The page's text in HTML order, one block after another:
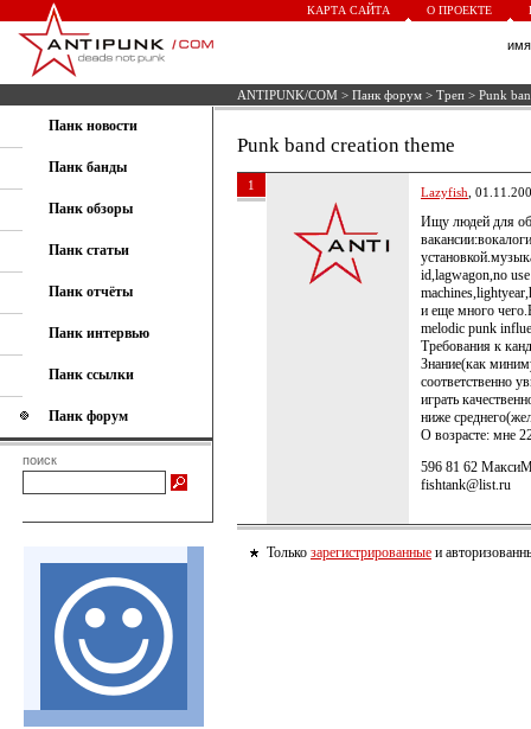
КАРТА САЙТА О ПРОЕКТЕ
ANTIPUNK/COM > Панк форум > Треп > Punk
Панк новости
Панк банды
Панк обзоры
Панк статьи
Панк отчёты
Панк интервью
Панк ссылки
Панк форум
поиск
Punk band creation theme
1 Lazyfish ,
Ищу людей для
id,lagwagon,no
и еще много
melodic punk
Требования к
Знание(как
соответственно
играть
ниже
О возрасте: мне
596 81 62
fishtank@list.ru
Только зарегистрированные и